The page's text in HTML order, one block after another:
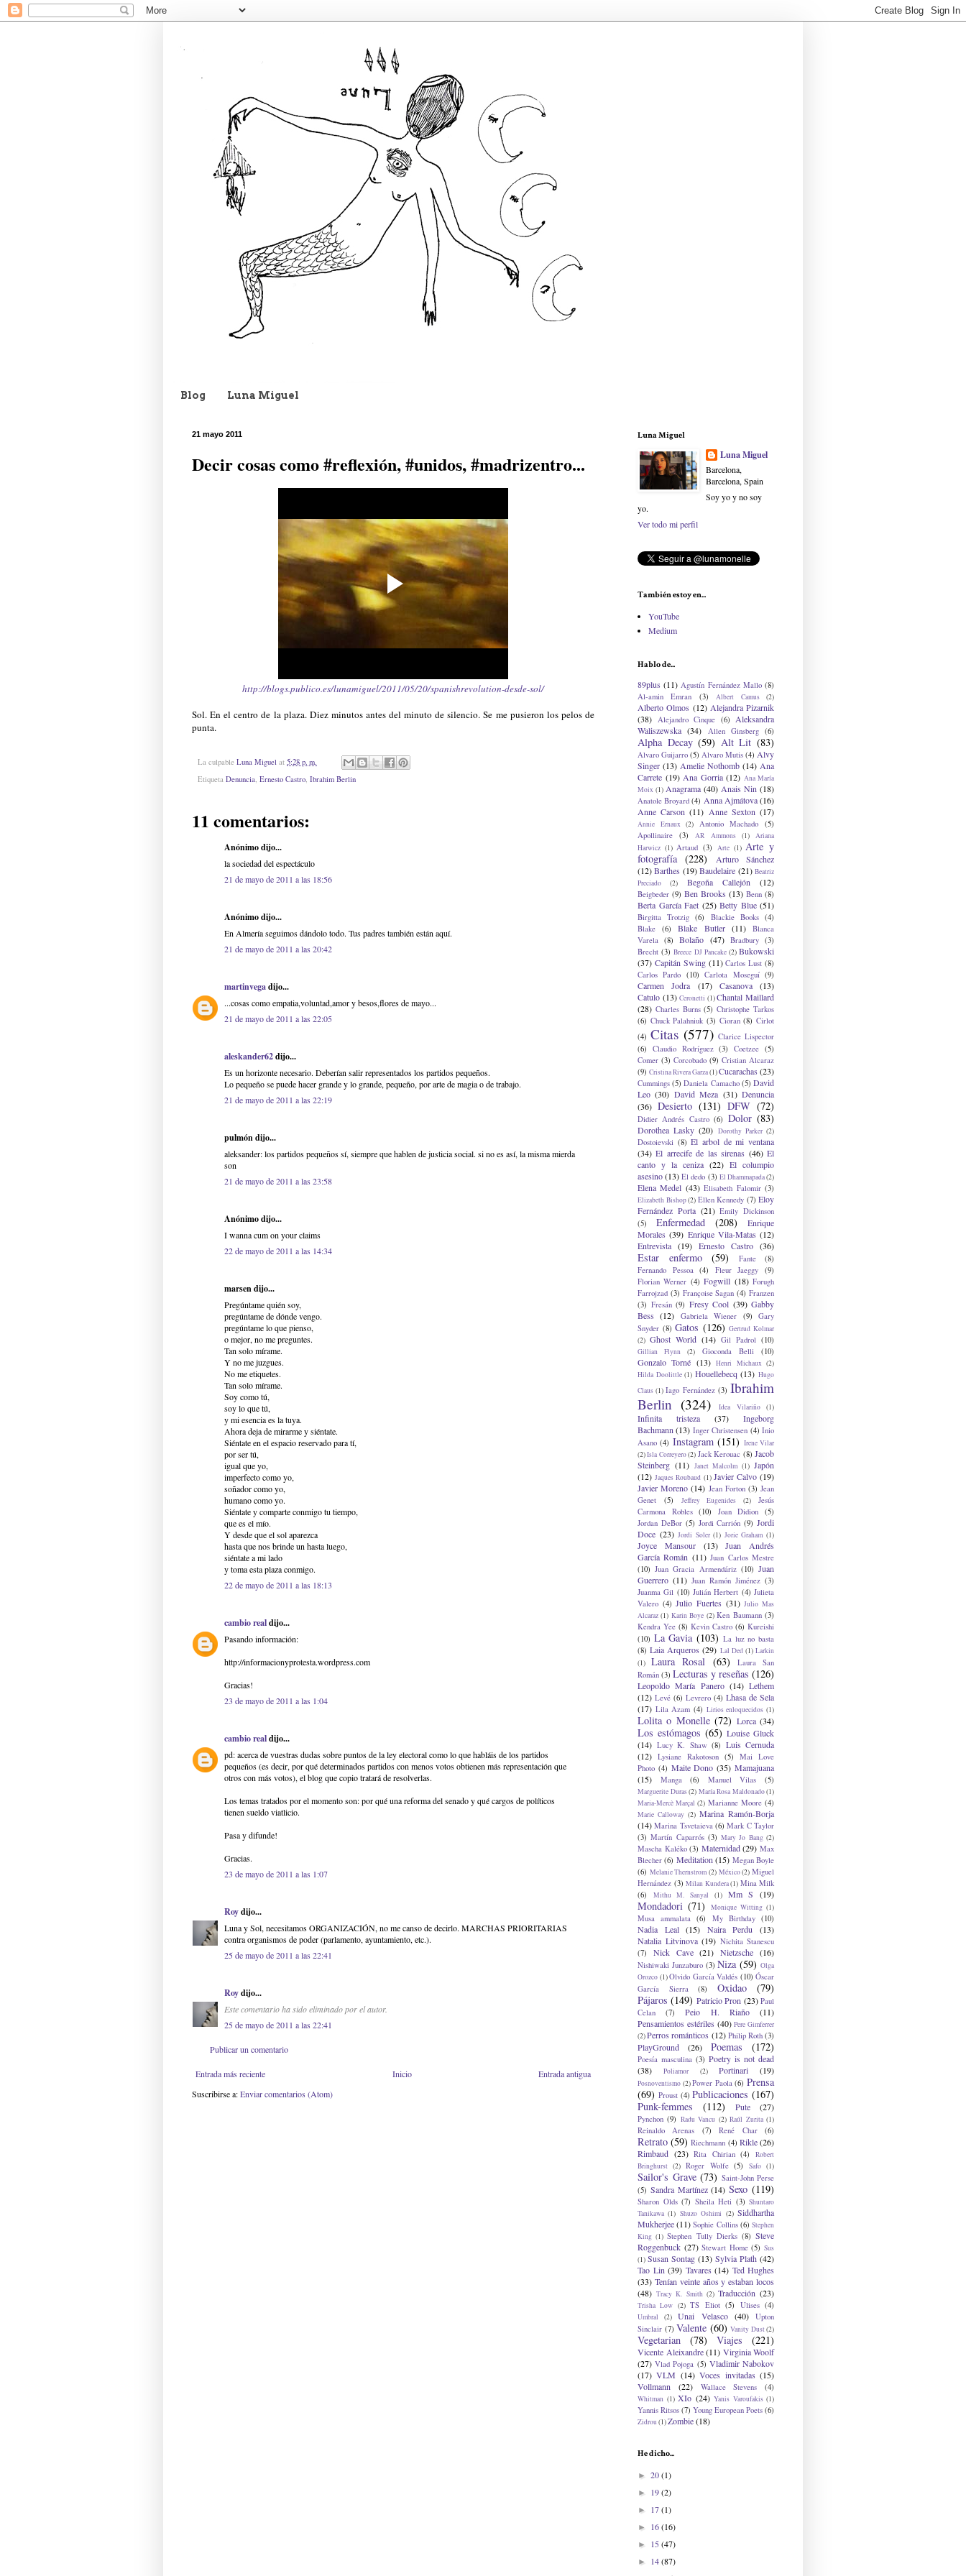
Blog Luna Miguel
21 mayo 2011
Decir cosas como #reflexión, #unidos, #madrizentro...
http://blogs.publico.es/lunamiguel/2011/05/20/spanishrevolution-desde-sol/
Sol. En el centro de la plaza. Diez minutos antes del minuto de silencio. Se me pusieron los pelos de
punta.
La culpable Luna Miguel at 5:28 p. m.
Etiqueta Denuncia, Ernesto Castro, Ibrahim Berlin
11 comentarios:
Anónimo dijo...
la sociedad del espectáculo
21 de mayo de 2011 a las 18:56
Anónimo dijo...
En Almería seguimos dándolo todo. Tus padres también están aquí.
21 de mayo de 2011 a las 20:42
martinvegadijo...
...cosas como empatia,voluntad,amor y besos,flores de mayo...
21 de mayo de 2011 a las 22:05
aleskander62dijo...
Es un horizonte necesario. Deberían salir representados los partidos pequeños.
Lo pequeño se puede hacer grande y lo grande, pequeño, por arte de magia o de trabajo.
21 de mayo de 2011 a las 22:19
pulmón dijo...
aleksander: los partidos pequeños sí, siempre que hablen de justicia social. si no es así, la misma mierda
son
21 de mayo de 2011 a las 23:58
Anónimo dijo...
I wanna cum on your claims
22 de mayo de 2011 a las 14:34
marsen dijo...
Pregúntame quién soy,
pregúntame de dónde vengo.
pregúntame lo que pienso,
o mejor, no me preguntes.
Tan solo mírame.
Y no me juzgues.
No me etiquetes.
Tan solo mírame.
Soy como tú,
soy lo que tú,
y mi esencia es la tuya.
Ahora deja de mirarme y siéntate.
Siéntate en el espacio reservado para tí,
por ser tú,
igual que yo,
imperfecto como yo,
soñador como yo,
humano como yo.
Siéntate y comparte conmigo tu tiempo,
que es el mío.
Y desde que el sol aparezca
hasta que nos brinde un hasta luego,
siéntate a mi lado
y toma esta plaza conmigo.
22 de mayo de 2011 a las 18:13
cambio realdijo...
Pasando información:
http://informacionyprotesta.wordpress.com
Gracias!
23 de mayo de 2011 a las 1:04
cambio realdijo...
pd: acerca de vuestras dudas sobre puntos de la ley electoral como lo que habláis de los partidos
pequeños (es decir, por qué determinados partidos con menos votos obtienen más representación que
otros con más votos), el blog que copio tratará de resolverlas.
Los temas tratados por el momento son: por qué una reforma del senado y qué cargos de políticos
tienen sueldo viatlicio.
Pasa y difunde!
Gracias.
23 de mayo de 2011 a las 1:07
Roydijo...
Luna y Sol, necesitamos ORGANIZACIÓN, no me canso de decirlo. MARCHAS PRIORITARIAS
contra organismos de poder (parlamento, ayuntamiento, etc.).
25 de mayo de 2011 a las 22:41
Roydijo...
Este comentario ha sido eliminado por el autor.
25 de mayo de 2011 a las 22:41
Publicar un comentario
Entrada más reciente Entrada antigua
Inicio
Suscribirse a:Enviar comentarios (Atom)
Luna Miguel
Luna Miguel
Barcelona,
Barcelona, Spain
Soy yo y no soy
yo.
Ver todo mi perfil
También estoy en...
YouTube
Medium
Hablo de...
89plus (11) Agustín Fernández Mallo (8)
Al-amin Emran
(3) Albert Camus (2)
Alberto Olmos (12) Alejandra Pizarnik
(38)
Alejandro Cinque (6)
Aleksandra
Waliszewska (34) Allen Ginsberg (6)
Alpha Decay (59) Alt Lit (83)
Alvaro Guijarro (5) Alvaro Mutis (4) Alvy
Singer (13) Amelie Nothomb (14) Ana
Carrete (19) Ana Gorria (12) Ana María
Moix (1) Anagrama (40) Anais Nin (18)
Anatole Broyard (4) Anna Ajmátova (16)
Anne Carson (11) Anne Sexton (17)
Annie Ernaux (2) Antonio Machado
(5)
Apollinaire
(3) AR Ammons (1)
Ariana
Harwicz (1) Artaud (3) Arte (1) Arte y
fotografía (228)
Arturo Sánchez
(12) Barthes (19) Baudelaire (21) Beatriz
Preciado
(2) Begoña Callejón (12)
Beigbeder (9) Ben Brooks (13) Benn (8)
Berta García Faet (25) Betty Blue (51)
Birgitta Trotzig (6) Blackie Books (4)
Blake
(6) Blake Butler (11)
Blanca
Varela
(8) Bolaño (47) Bradbury (3)
Brecht (3) Breece DJ Pancake (2) Bukowski
(37) Capitán Swing (11) Carlos Lust (8)
Carlos Pardo (10) Carlota Moseguí (9)
Carmen Jodra (17) Casanova
(13)
Catulo (13) Ceronetti (1) Chantal Maillard
(28) Charles Burns (5) Christophe Tarkos
(6) Chuck Palahniuk (3) Cioran (8) Cirlot
(4) Citas (577) Clarice Lispector
(6)
Claudio Rodríguez (3) Coetzee (5)
Comer (3) Corcobado (9) Cristian Alcaraz
(9) Cristina Rivera Garza(1)Cucarachas (23)
Cummings (5) Daniela Camacho (5) David
Leo (30) David Meza (31) Denuncia
(36) Desierto (131) DFW (72)
Didier Andrés Castro (6) Dolor (83)
Dorothea Lasky (20) Dorothy Parker (2)
Dostoievski (8) El arbol de mi ventana
(34) El arrecife de las sirenas (46) El
canto y la ceniza (22) El columpio
asesino(13) El dedo (3) El Dhammapada(2)
Elena Medel (43) Elisabeth Falomir (3)
Elizabeth Bishop(2) Ellen Kennedy (7) Eloy
Fernández Porta (21) Emily Dickinson
(5)
Enfermedad (208)
Enrique
Morales (39) Enrique Vila-Matas (12)
Entrevista (19) Ernesto Castro (36)
Estar enfermo (59) Fante
(8)
Fernando Pessoa
(4) Fleur Jaeggy
(9)
Florian Werner (4) Fogwill (18) Forugh
Farrojzad (3) Françoise Sagan (4) Franzen
(3) Fresán (9) Fresy Cool (39) Gabby
Bess (12) Gabriela Wiener (9)
Gary
Snyder (8) Gatos (126) Gertrud Kolmar
(2) Ghost World (14) Gil Padrol (10)
Gillian Flynn (2) Gioconda Belli (10)
Gonzalo Torné (13) Henri Michaux (2)
Hilda Doolittle (1) Houellebecq (13) Hugo
Claus (1) Iago Fernández (3) Ibrahim
Berlin (324) Idea Vilariño (1)
Infinita tristeza (37)
Ingeborg
Bachmann (13) Inger Christensen (4) Inio
Asano (4) Instagram (151) Irene Vilar
(2)Isla Correyero(2) Jack Kerouac (8) Jacob
Steinberg (11) Janet Malcolm (1) Japón
(12) Jaques Roubaud (1) Javier Calvo (19)
Javier Moreno (14) Jean Forton (3) Jean
Genet
(5) Jeffrey Eugenides (2)
Jesús
Carmona Robles
(10) Joan Didion
(5)
Jordan DeBor (5) Jordi Carrión (9) Jordi
Doce (23) Jordi Soler (1) Jorie Graham (1)
Joyce Mansour (13)
Juan Andrés
García Román (11) Juan Carlos Mestre
(10) Juan Gracia Armendáriz (10) Juan
Guerrero (11) Juan Ramón Jiménez (3)
Juanma Gil (10) Julián Herbert (4) Julieta
Valero (4) Julio Fuertes (31) Julio Mas
Alcaraz (1) Karin Boye (2) Ken Baumann (3)
Kendra Yee (8) Kevin Castro (6) Kureishi
(10) La Gavia (103) La luz no basta
(8) Laia Arqueros (29) Lal Ded (1) Larkin
(1)
Laura Rosal (63)
Laura San
Román (3) Lecturas y reseñas (126)
Leopoldo María Panero (14) Lethem
(12) Levé (6) Levrero (4) Lhasa de Sela
(17) Lila Azam (4) Lirios enloquecidos (1)
Lolita o Monelle (72) Lorca (34)
Los estómagos (65) Louise Gluck
(14) Lucy K. Shaw (8) Luis Cernuda
(12) Lysiane Rakotoson (5)
Mai Love
Photo (4) Maite Dono (35) Mamajuana
(15)
Manga (6) Manuel Vilas (5)
Marguerite Duras(2) María Rosa Maldonado(1)
Maria-Mercè Marçal (2) Marianne Moore (4)
Marie Calloway (2) Marina Ramón-Borja
(14) Marina Tsvetaieva (6) Mark C Taylor
(3) Martín Caparrós (3) Mary Jo Bang (2)
Mascha Kaléko (3) Maternidad (29) Max
Blecher (6) Meditation (15) Megan Boyle
(6) Melanie Thernstrom (2) México (2) Miguel
Hernández (3) Milan Kundera(1) Mina Milk
(6)
Mithu M. Sanyal (1) Mm S (19)
Mondadori (71) Monique Witting (1)
Musa ammalata (6) My Birthday (10)
Nadia Leal (15) Naira Perdu
(13)
Natalia Litvinova (19) Nichita Stanescu
(7)
Nick Cave (21) Nietzsche (16)
Nishiwaki Junzaburo (3) Niza (59) Olga
Orozco (1)Olvido García Valdés (10) Óscar
García Sierra
(8) Oxidao
(79)
Pájaros (149) Patricio Pron (23) Paul
Celan
(7) Peio H. Riaño
(11)
Pensamientos estériles (40) Pere Gimferrer
(2)Perros románticos (12) Philip Roth (3)
PlayGround (26) Poemas (172)
Poesía masculina (3) Poetry is not dead
(38)
Poliamor (2) Portinari (19)
Posnoventismo (2) Power Paola (6) Prensa
(69) Proust (4) Publicaciones (167)
Punk-femmes
(112) Pute (27)
Pynchon (9) Radu Vancu (2) Raúl Zurita (1)
Reinaldo Arenas (7) René Char (6)
Retrato (59) Riechmann (4) Rikle (26)
Rimbaud (23) Rita Chirian (4)
Robert
Bringhurst (2) Roger Wolfe (5) Safo (1)
Sailor's Grave (73) Saint-John Perse
(5) Sandra Martínez (14) Sexo (119)
Sharon Olds (7) Sheila Heti (3) Shuntaro
Tanikawa (1) Shuzo Oshimi (2) Siddhartha
Mukherjee (11) Sophie Collins (6) Stephen
King (1) Stephen Tully Dierks (8) Steve
Roggenbuck (27) Stewart Home (5) Sus
(1) Susan Sontag (13) Sylvia Plath (42)
Tao Lin (39) Tavares (14) Ted Hughes
(33) Tenían veinte años y estaban locos
(48) Tracy K. Smith (2) Traducción (23)
Trisha Low (2) TS Eliot (5) Ulises (4)
Umbral (2) Unai Velasco (40)
Upton
Sinclair (7) Valente (60) Vanity Dust(2)
Vegetarian (78) Viajes (221)
Vicente Aleixandre (11) Virginia Woolf
(27) Vlad Pojoga (5) Vladimir Nabokov
(17) VLM (14) Voces invitadas (15)
Vollmann
(22) Wallace Stevens (4)
Whitman (1) XIo (24) Yanis Varoufakis (1)
Yannis Ritsos (7) Young European Poets (6)
Zidrou(1)Zombie(18)
He dicho...
► 20(1)
► 19(2)
► 17(1)
► 16(16)
► 15(47)
► 14(87)